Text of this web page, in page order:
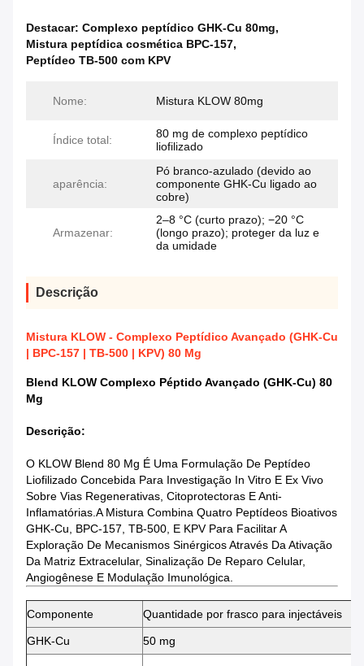
Destacar: Complexo peptídico GHK-Cu 80mg,
Mistura peptídica cosmética BPC-157,
Peptídeo TB-500 com KPV
Nome: Mistura KLOW 80mg
Índice total:
80 mg de complexo peptídico
liofilizado
aparência:
Pó branco-azulado (devido ao
componente GHK-Cu ligado ao
cobre)
Armazenar:
2–8 °C (curto prazo); −20 °C
(longo prazo); proteger da luz e
da umidade
Descrição
Mistura KLOW - Complexo Peptídico Avançado (GHK-Cu
| BPC-157 | TB-500 | KPV) 80 Mg
Blend KLOW Complexo Péptido Avançado (GHK-Cu) 80
Mg
Descrição:
O KLOW Blend 80 Mg É Uma Formulação De Peptídeo
Liofilizado Concebida Para Investigação In Vitro E Ex Vivo
Sobre Vias Regenerativas, Citoprotectoras E Anti-
Inflamatórias.A Mistura Combina Quatro Peptídeos Bioativos
GHK-Cu, BPC-157, TB-500, E KPV Para Facilitar A
Exploração De Mecanismos Sinérgicos Através Da Ativação
Da Matriz Extracelular, Sinalização De Reparo Celular,
Angiogênese E Modulação Imunológica.
Componente Quantidade por frasco para injectáveis
GHK-Cu 50 mg